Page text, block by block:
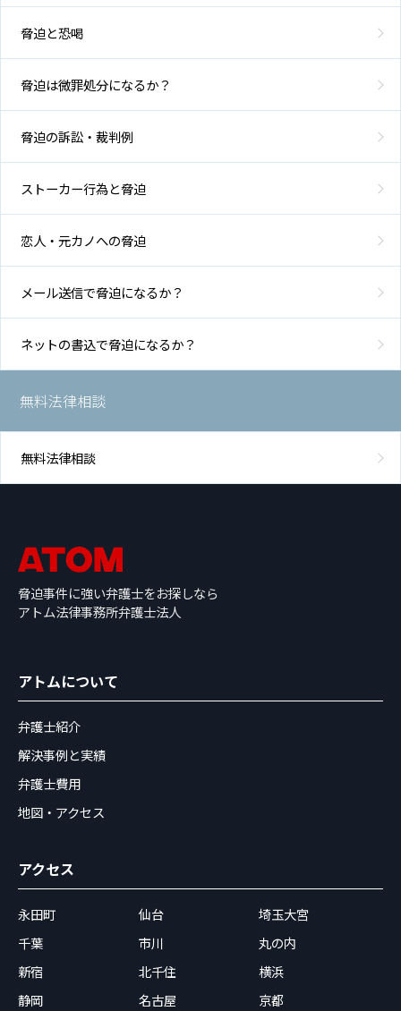
脅迫と恐喝
脅迫は微罪処分になるか？
脅迫の訴訟・裁判例
ストーカー行為と脅迫
恋人・元カノへの脅迫
メール送信で脅迫になるか？
ネットの書込で脅迫になるか？
無料法律相談
無料法律相談
脅迫事件に強い弁護士をお探しなら
アトム法律事務所弁護士法人
アトムについて
弁護士紹介
解決事例と実績
弁護士費用
地図・アクセス
アクセス
永田町 仙台
埼玉大宮
千葉
市川
丸の内
新宿
北千住
横浜
静岡
名古屋
京都